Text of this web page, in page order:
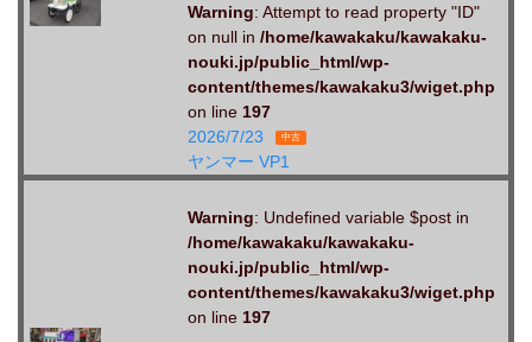
Warning: Attempt to read property "ID"
on null in /home/kawakaku/kawakaku-
nouki.jp/public_html/wp-
content/themes/kawakaku3/wiget.php
on line 197
2026/7/23
中古
ヤンマー VP1
Warning: Undefined variable $post in
/home/kawakaku/kawakaku-
nouki.jp/public_html/wp-
content/themes/kawakaku3/wiget.php
on line 197